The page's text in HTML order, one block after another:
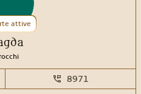
attive
8971